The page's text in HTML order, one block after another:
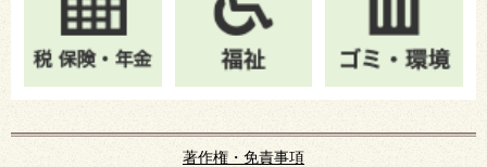
著作権・免責事項